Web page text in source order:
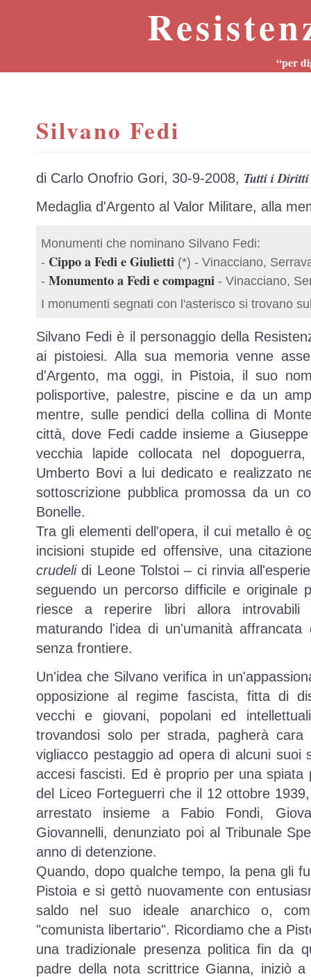
“per
Silvano Fedi
di Carlo Onofrio Gori, 30-9-2008, Tutti i Diritti
Medaglia d'Argento al Valor Militare, alla
Monumenti che nominano Silvano Fedi:
- Cippo a Fedi e Giulietti (*) - Vinacciano,
- Monumento a Fedi e compagni - Vinacciano,
I monumenti segnati con l'asterisco si trovano
Silvano Fedi è il personaggio della
ai pistoiesi. Alla sua memoria venne
d'Argento, ma oggi, in Pistoia, il suo
polisportive, palestre, piscine e da un
mentre, sulle pendici della collina di
città, dove Fedi cadde insieme a
vecchia lapide collocata nel
Umberto Bovi a lui dedicato e realizzato
sottoscrizione pubblica promossa da un
Bonelle.
Tra gli elementi dell'opera, il cui metallo è
incisioni stupide ed offensive, una
crudelidi Leone Tolstoi – ci rinvia
seguendo un percorso difficile e originale
riesce a reperire libri allora
maturando l'idea di un'umanità
senza frontiere.
Un'idea che Silvano verifica in
opposizione al regime fascista, fitta di
vecchi e giovani, popolani ed
trovandosi solo per strada, pagherà
vigliacco pestaggio ad opera di alcuni suoi
accesi fascisti. Ed è proprio per una spiata
del Liceo Forteguerri che il 12 ottobre
arrestato insieme a Fabio Fondi,
Giovannelli, denunziato poi al Tribunale
anno di detenzione.
Quando, dopo qualche tempo, la pena gli
Pistoia e si gettò nuovamente con
saldo nel suo ideale anarchico o,
"comunista libertario". Ricordiamo che a
una tradizionale presenza politica fin da
padre della nota scrittrice Gianna, iniziò